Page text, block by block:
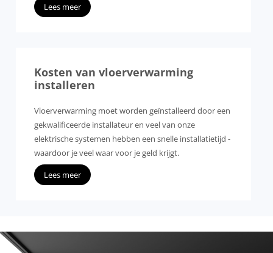
Lees meer
Kosten van vloerverwarming
installeren
Vloerverwarming moet worden geïnstalleerd door een
gekwalificeerde installateur en veel van onze
elektrische systemen hebben een snelle installatietijd -
waardoor je veel waar voor je geld krijgt.
Lees meer